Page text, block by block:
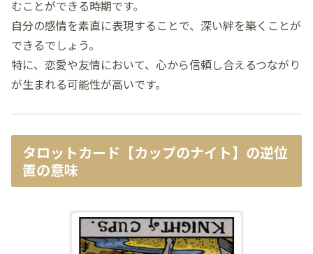
むことができる時期です。
自分の感情を素直に表現することで、深い絆を築くことが
できるでしょう。
特に、恋愛や友情において、心から信頼し合えるつながり
が生まれる可能性が高いです。
タロットカード【カップのナイト】の逆位
置の意味